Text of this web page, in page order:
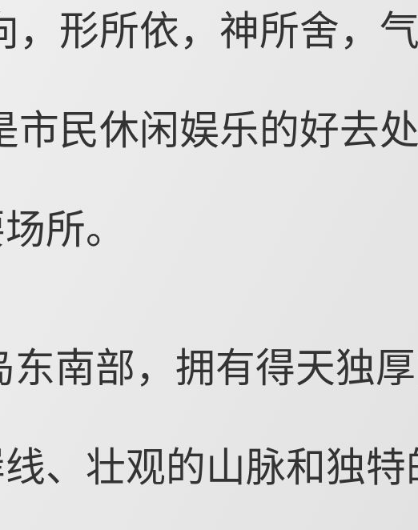
，形所依，神所舍，
市民休闲娱乐的好去
所。
东南部，拥有得天独
、壮观的山脉和独特